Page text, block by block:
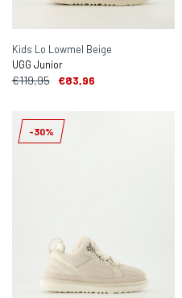
Kids Lo Lowmel Beige
UGG Junior
€119,95 €83,96
-30%